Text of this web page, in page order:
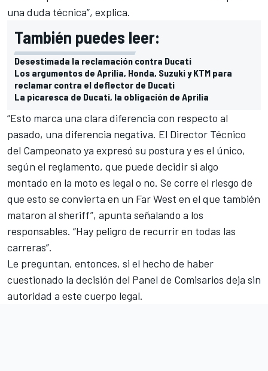
una duda técnica”, explica.
También puedes leer:
Desestimada la reclamación contra Ducati
Los argumentos de Aprilia, Honda, Suzuki y KTM para
reclamar contra el deflector de Ducati
La picaresca de Ducati, la obligación de Aprilia
“Esto marca una clara diferencia con respecto al
pasado, una diferencia negativa. El Director Técnico
del Campeonato ya expresó su postura y es el único,
según el reglamento, que puede decidir si algo
montado en la moto es legal o no. Se corre el riesgo de
que esto se convierta en un Far West en el que también
mataron al sheriff”, apunta señalando a los
responsables. “Hay peligro de recurrir en todas las
carreras”.
Le preguntan, entonces, si el hecho de haber
cuestionado la decisión del Panel de Comisarios deja sin
autoridad a este cuerpo legal.